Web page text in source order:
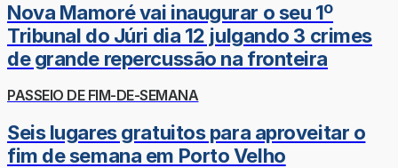
Nova Mamoré vai inaugurar o seu 1º
Tribunal do Júri dia 12 julgando 3 crimes
de grande repercussão na fronteira
PASSEIO DE FIM-DE-SEMANA
Seis lugares gratuitos para aproveitar o
fim de semana em Porto Velho